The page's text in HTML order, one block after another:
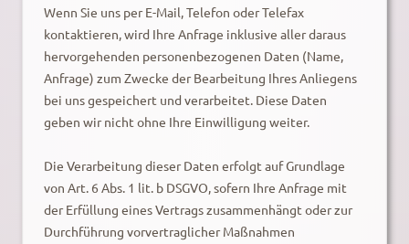
Wenn Sie uns per E-Mail, Telefon oder Telefax
kontaktieren, wird Ihre Anfrage inklusive aller daraus
hervorgehenden personenbezogenen Daten (Name,
Anfrage) zum Zwecke der Bearbeitung Ihres Anliegens
bei uns gespeichert und verarbeitet. Diese Daten
geben wir nicht ohne Ihre Einwilligung weiter.
Die Verarbeitung dieser Daten erfolgt auf Grundlage
von Art. 6 Abs. 1 lit. b DSGVO, sofern Ihre Anfrage mit
der Erfüllung eines Vertrags zusammenhängt oder zur
Durchführung vorvertraglicher Maßnahmen